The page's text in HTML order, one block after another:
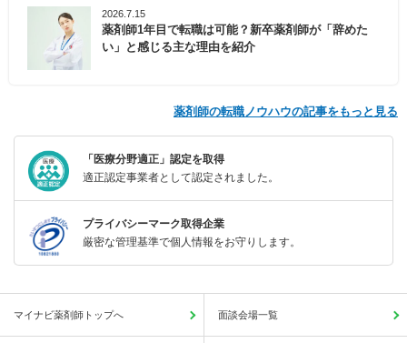
2026.7.15
薬剤師1年目で転職は可能？新卒薬剤師が「辞めた
い」と感じる主な理由を紹介
薬剤師の転職ノウハウの記事をもっと見る
「医療分野適正」認定を取得
適正認定事業者として認定されました。
プライバシーマーク取得企業
厳密な管理基準で個人情報をお守りします。
マイナビ薬剤師トップへ 面談会場一覧